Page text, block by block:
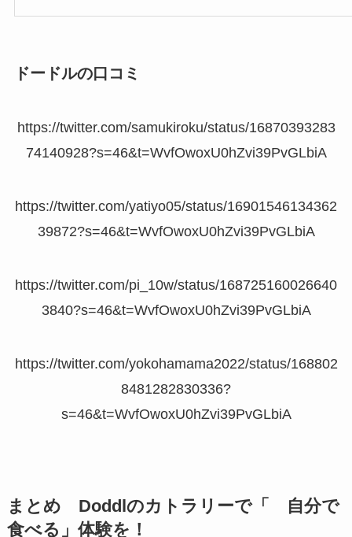
ドードルの口コミ
https://twitter.com/samukiroku/status/16870393283
74140928?s=46&t=WvfOwoxU0hZvi39PvGLbiA
https://twitter.com/yatiyo05/status/16901546134362
39872?s=46&t=WvfOwoxU0hZvi39PvGLbiA
https://twitter.com/pi_10w/status/168725160026640
3840?s=46&t=WvfOwoxU0hZvi39PvGLbiA
https://twitter.com/yokohamama2022/status/168802
8481282830336?
s=46&t=WvfOwoxU0hZvi39PvGLbiA
まとめ Doddlのカトラリーで「 自分で
食べる」体験を！